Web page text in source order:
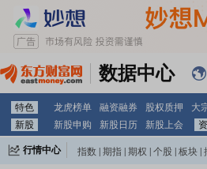
数据中心
特色 龙虎榜单 融资融券 股权质押 大
新股
新股申购 新股日历 新股上会
行情中心 指数 期指 期权 个股 板块